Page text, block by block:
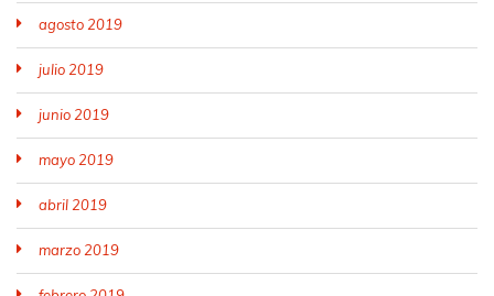
agosto 2019
julio 2019
junio 2019
mayo 2019
abril 2019
marzo 2019